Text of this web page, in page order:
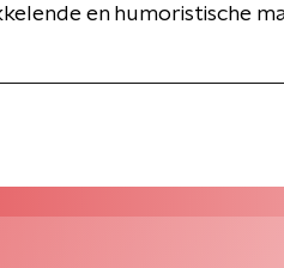
en humoristische